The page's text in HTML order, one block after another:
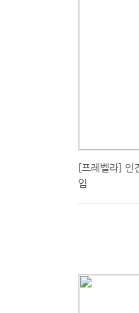
[프레벨라] 인
입